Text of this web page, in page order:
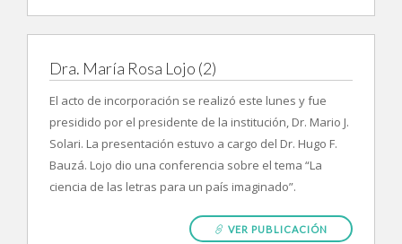
Dra. María Rosa Lojo (2)
El acto de incorporación se realizó este lunes y fue
presidido por el presidente de la institución, Dr. Mario J.
Solari. La presentación estuvo a cargo del Dr. Hugo F.
Bauzá. Lojo dio una conferencia sobre el tema “La
ciencia de las letras para un país imaginado”.
VER PUBLICACIÓN